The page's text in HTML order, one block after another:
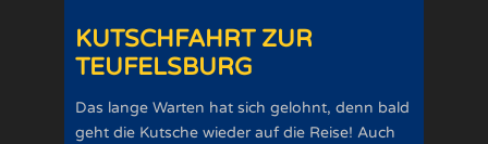
KUTSCHFAHRT ZUR
TEUFELSBURG
Das lange Warten hat sich gelohnt, denn bald
geht die Kutsche wieder auf die Reise! Auch